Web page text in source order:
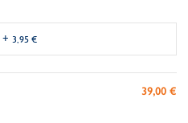
+ 3,95 €
39,00 €